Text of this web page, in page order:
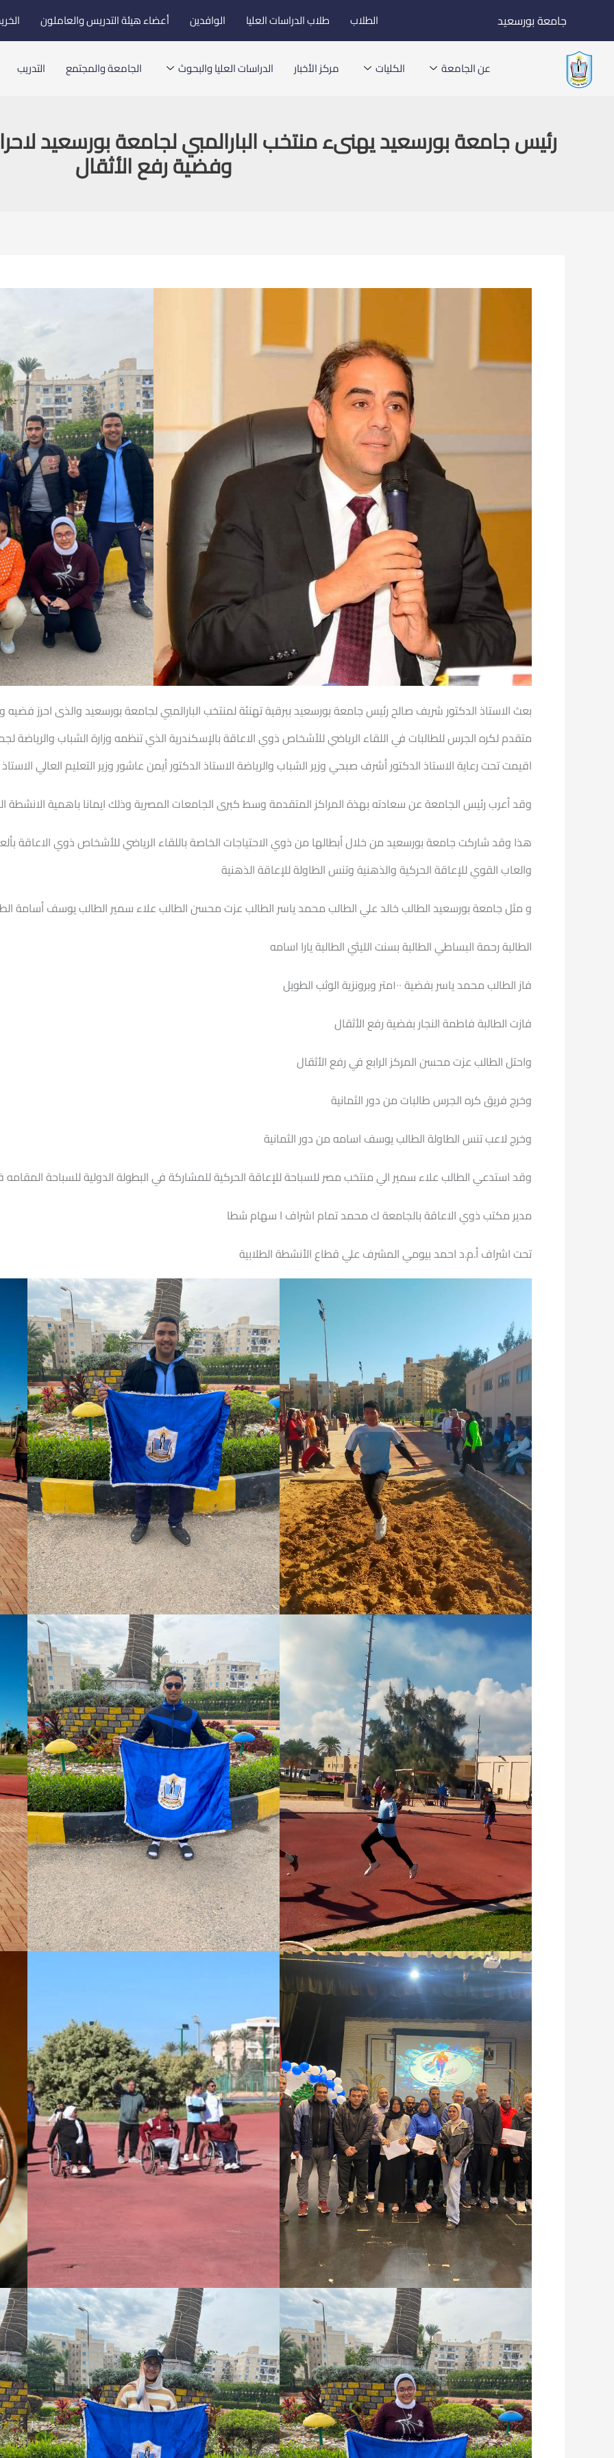
إلى
المحتوى
جامعة بورسعيد الطلاب طلاب الدراسات العليا الوافدين أعضاء هيئة التدريس والعاملون
عن الجامعة الكليات مركز الأخبار الدراسات العليا والبحوث الجامعة والمجتمع التدريب
رئيس جامعة بورسعيد يهنىء منتخب البارالمبي لجامعة بورسعيد
وفضية رفع الأثقال
بعث الاستاذ الدكتور شريف صالح رئيس جامعة بورسعيد ببرقيةتهنئة لمنتخب البارالمبي لجامعة بورسعيد والذى احرز
متقدم لكره الجرس للطالبات في اللقاء الرياضي للأشخاص ذوي الاعاقة بالإسكندرية الذي تنظمه وزارة الشباب والرياضة
اقيمت تحت رعاية الاستاذ الدكتور أشرف صبحي وزير الشباب والرياضة الاستاذ الدكتور أيمن عاشور وزير التعليم العالي
وقد أعرب رئيس الجامعة عن سعادته بهذة المراكز المتقدمة وسط كبرى الجامعات المصرية وذلك ايمانا باهمية الانشطة
هذا وقد شاركت جامعة بورسعيد من خلال أبطالها من ذوي الاحتياجات الخاصة باللقاء الرياضي للأشخاص ذوي الاعاقة
والعاب القوي للإعاقة الحركية والذهنية وتنس الطاولة للإعاقة الذهنية
و مثل جامعة بورسعيد الطالب خالد علي الطالب محمد ياسر الطالب عزت محسن الطالب علاء سمير الطالب يوسف أسامة
الطالبة رحمة البساطي الطالبة بسنت الليثي الطالبة يارا اسامه
فاز الطالب محمد ياسر بفضية ١٠٠متر وبرونزية الوثب الطويل
فازت الطالبة فاطمة النجار بفضية رفع الأثقال
واحتل الطالب عزت محسن المركز الرابع في رفع الأثقال
وخرج فريق كره الجرس طالبات من دور الثمانية
وخرج لاعب تنس الطاولة الطالب يوسف اسامه من دور الثمانية
وقد استدعي الطالب علاء سمير الي منتخب مصر للسباحة للإعاقة الحركية للمشاركة في البطولة الدولية للسباحة المقامه
مدير مكتب ذوي الاعاقة بالجامعة ك محمد تمام اشراف ا سهام شطا
تحت اشراف أ.م.د احمد بيومي المشرف علي قطاع الأنشطة الطلابية